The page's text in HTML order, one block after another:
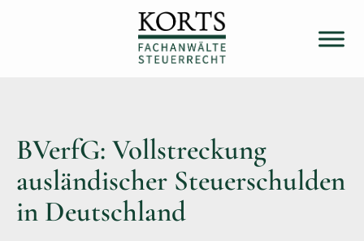
BVerfG: Vollstreckung
ausländischer Steuerschulden
in Deutschland